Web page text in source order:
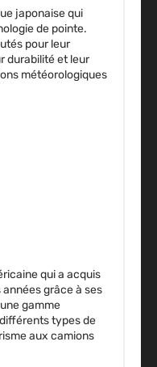
japonaise qui
de pointe.
pour leur
durabilité et leur
météorologiques
qui a acquis
grâce à ses
gamme
types de
aux camions